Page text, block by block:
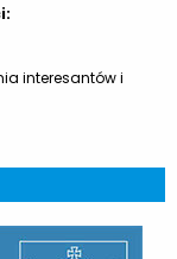
interesantów i